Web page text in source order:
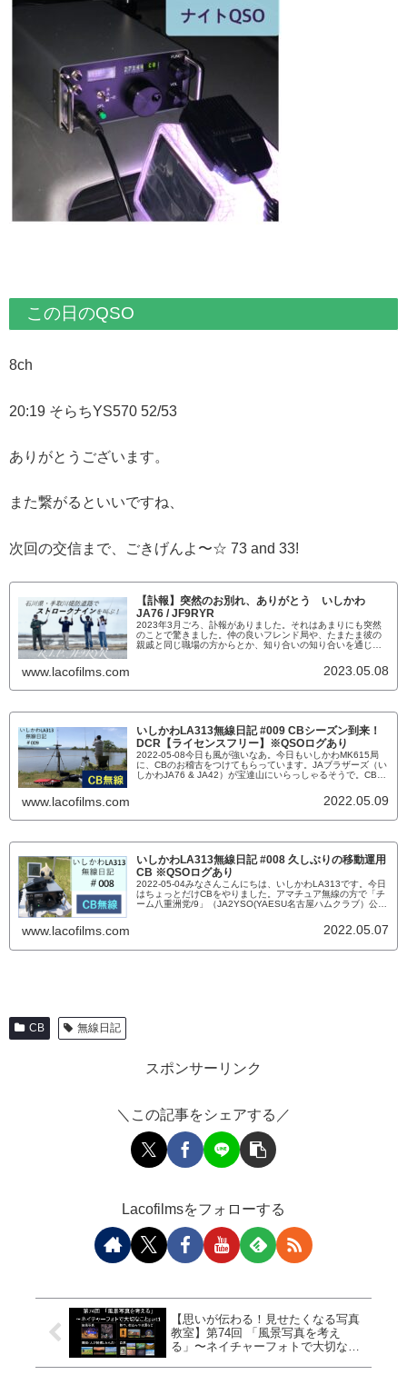
この日のQSO
8ch
20:19 そらちYS570 52/53
ありがとうございます。
また繋がるといいですね、
次回の交信まで、ごきげんよ〜☆ 73 and 33!
【訃報】突然のお別れ、ありがとう いしかわ
JA76 / JF9RYR
2023年3月ごろ、訃報がありました。それはあまりにも突然
のことで驚きました。仲の良いフレンド局や、たまたま彼の
親戚と同じ職場の方からとか、知り合いの知り合いを通じ
した。他界されたのは2023年2月21日であるとのことで、そ
の時期の新聞から、お悔やみ欄などを隈なく見たつもりでし
www.lacofilms.com 2023.05.08
いしかわLA313無線日記 #009 CBシーズン到来！
DCR【ライセンスフリー】※QSOログあり
2022-05-08今日も風が強いなあ。今日もいしかわMK615局
に、CBのお稽古をつけてもらっています。JAブラザーズ（い
しかわJA76 & JA42）が宝達山にいらっしゃるそうで。CB
公園北 9:39 いわてB73/6 55・57 9:48 いしかわJA76@
www.lacofilms.com 2022.05.09
いしかわLA313無線日記 #008 久しぶりの移動運用
CB ※QSOログあり
2022-05-04みなさんこんにちは、いしかわLA313です。今日
はちょっとだけCBをやりました。アマチュア無線の方で「チ
ーム八重洲党/9」（JA2YSO(YAESU名古屋ハムクラブ）公認
き合わせで。いしかわLA313無線日記 #007 久しぶりの移動
運用 CB ※QSOログあり到着したら、既に会場が出来上がっ
www.lacofilms.com 2022.05.07
CB 無線日記
スポンサーリンク
＼この記事をシェアする／
Lacofilmsをフォローする
【思いが伝わる！見せたくなる写真
教室】第74回 「風景写真を考え
る」〜ネイチャーフォトで大切なこ